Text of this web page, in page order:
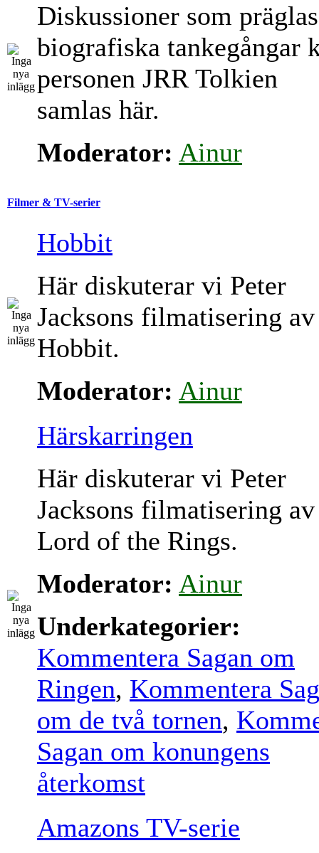
Diskussioner som
biografiska tankegångar
personen JRR Tolkien
samlas här.
Moderator: Ainur
Filmer & TV-serier
Hobbit
Här diskuterar vi Peter
Jacksons filmatisering
Hobbit.
Moderator: Ainur
Härskarringen
Här diskuterar vi Peter
Jacksons filmatisering
Lord of the Rings.
Moderator: Ainur
Underkategorier:
Kommentera Sagan om
Ringen, Kommentera
om de två tornen,
Sagan om konungens
återkomst
Amazons TV-serie